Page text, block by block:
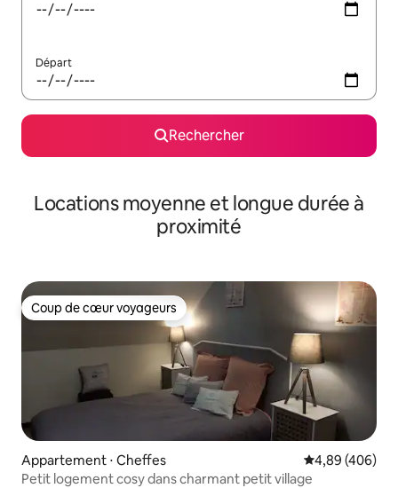
Départ
Rechercher
Locations moyenne et longue durée à
proximité
Coup de cœur voyageurs
Coup de cœur voyageurs
Appartement ⋅ Cheffes Évaluation
4,89 (406)
Petit logement cosy dans charmant petit village